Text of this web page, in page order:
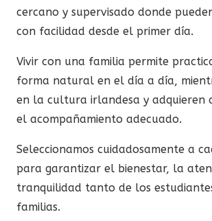
cercano y supervisado donde
con facilidad desde el primer día.
Vivir con una familia permite
forma natural en el día a día,
en la cultura irlandesa y adquieren
el acompañamiento adecuado.
Seleccionamos cuidadosamente a
para garantizar el bienestar, la
tranquilidad tanto de los
familias.